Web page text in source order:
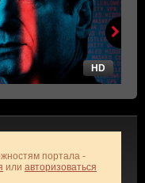
HD
портала -
или авторизоваться